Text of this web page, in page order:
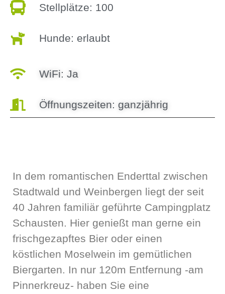
Stellplätze: 100
Hunde: erlaubt
WiFi: Ja
Öffnungszeiten: ganzjährig
In dem romantischen Enderttal zwischen
Stadtwald und Weinbergen liegt der seit
40 Jahren familiär geführte Campingplatz
Schausten. Hier genießt man gerne ein
frischgezapftes Bier oder einen
köstlichen Moselwein im gemütlichen
Biergarten. In nur 120m Entfernung -am
Pinnerkreuz- haben Sie eine